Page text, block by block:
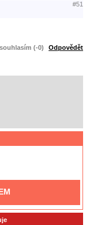
#51
(-0) Odpovědět